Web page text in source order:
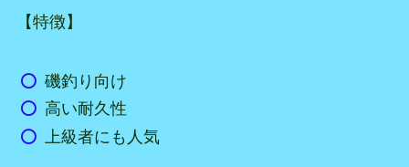
【特徴】
磯釣り向け
高い耐久性
上級者にも人気